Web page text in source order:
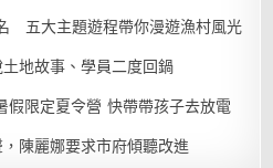
五大主題遊程帶你漫遊漁村風光
地故事、學員二度回鍋
假限定夏令營 快帶帶孩子去放電
陳麗娜要求市府傾聽改進